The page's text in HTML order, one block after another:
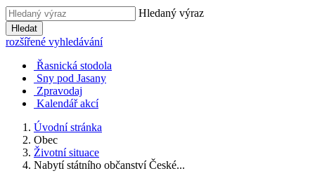
Hledaný výraz
Hledat
rozšířené vyhledávání
Řasnická stodola
Sny pod Jasany
Zpravodaj
Kalendář akcí
Úvodní stránka
Obec
Životní situace
Nabytí státního občanství České...